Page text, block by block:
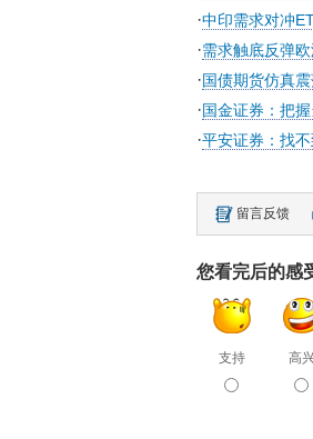
·中印需求对冲
·需求触底反弹
·国债期货仿真
·国金证券：把
·平安证券：找
留言反馈
您看完后的感
支持 高